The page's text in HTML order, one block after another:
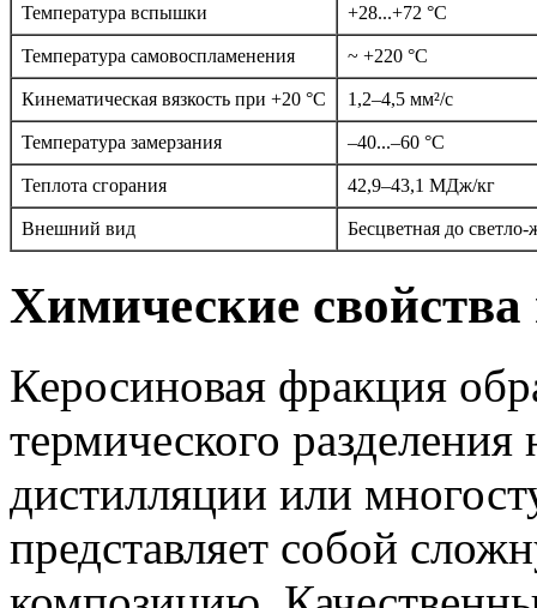
Температура вспышки +28...+72 °C
Температура самовоспламенения ~ +220 °C
Кинематическая вязкость при +20 °C 1,2–4,5 мм²/с
Температура замерзания –40...–60 °C
Теплота сгорания 42,9–43,1 МДж/кг
Внешний вид Бесцветная до
Химические свойства
Керосиновая фракция
термического
дистилляции или
представляет собой